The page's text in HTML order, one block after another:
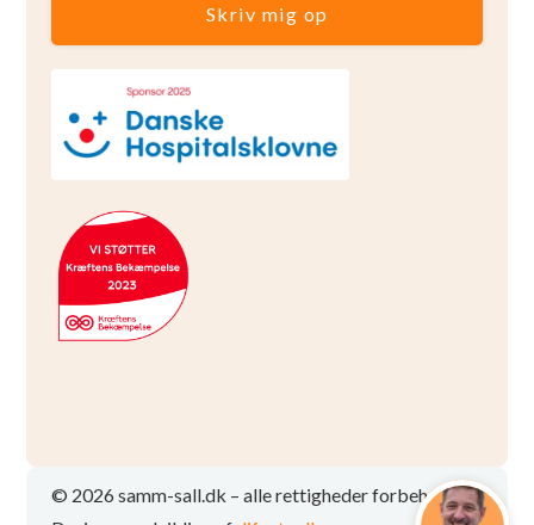
Skriv mig op
© 2026 samm-sall.dk – alle rettigheder forbeholdt